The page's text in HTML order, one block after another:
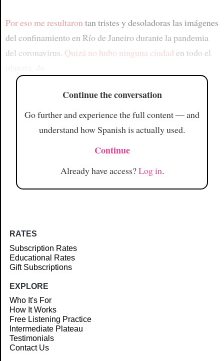
Por eso me resultarontan tristes y desoladoras las imágenes
del confinamiento en Río de Janeiro durante la pandemia
del coronavirus. Quizá no hubo ninguna ciudad en todo el
Continue the conversation
Go further and experience the full content — and
understand how Spanish is actually used.
Continue
Already have access?Log in.
RATES
Subscription Rates
Educational Rates
Gift Subscriptions
EXPLORE
Who It's For
How It Works
Free Listening Practice
Intermediate Plateau
Testimonials
Contact Us